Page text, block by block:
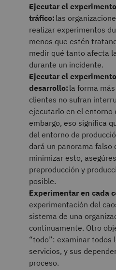
Ejecutar el
tráfico: las
realizar experimentos
menos que estén
medir qué tanto afecta
durante un incidente.
Ejecutar el
desarrollo: la forma
clientes no sufran
ejecutarlo en el entorno
embargo, eso significa
del entorno de
dará un panorama falso
minimizar esto,
preproducción y
posible.
Experimentar en cada
experimentación del
sistema de una
continuamente. Otro
“todo”: examinar todos
servicios, y sus
proceso.